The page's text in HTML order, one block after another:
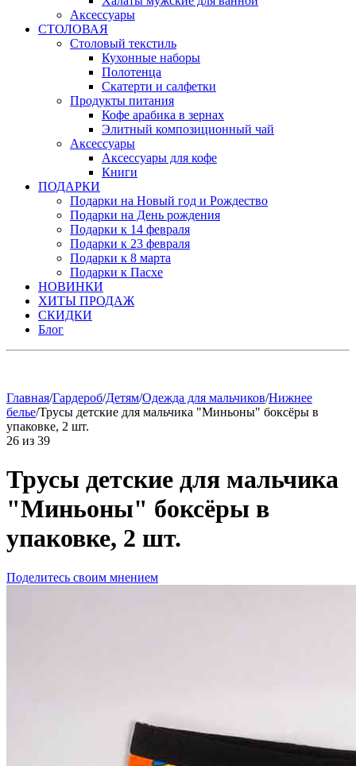
Аксессуары
СТОЛОВАЯ
Столовый текстиль
Кухонные наборы
Полотенца
Скатерти и салфетки
Продукты питания
Кофе арабика в зернах
Элитный композиционный чай
Аксессуары
Аксессуары для кофе
Книги
ПОДАРКИ
Подарки на Новый год и Рождество
Подарки на День рождения
Подарки к 14 февраля
Подарки к 23 февраля
Подарки к 8 марта
Подарки к Пасхе
НОВИНКИ
ХИТЫ ПРОДАЖ
СКИДКИ
Блог
Главная/Гардероб/Детям/Одежда для мальчиков/Нижнее
белье/Трусы детские для мальчика "Миньоны" боксёры в
упаковке, 2 шт.
26 из 39
Трусы детские для мальчика
"Миньоны" боксёры в
упаковке, 2 шт.
Поделитесь своим мнением